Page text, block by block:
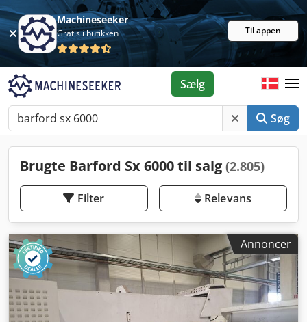
Machineseeker
Gratis i butikken Til appen
Søg
Sælg
Brugte Barford Sx 6000 til salg (2.805)
Filter Relevans
Annoncer